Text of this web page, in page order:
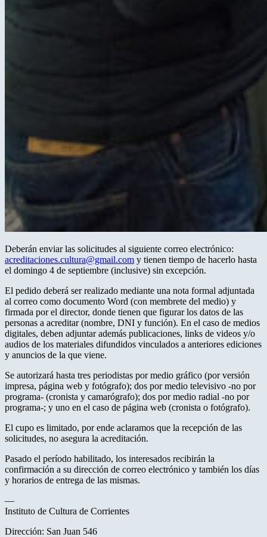
Deberán enviar las solicitudes al siguiente correo electrónico:
acreditaciones.cultura@gmail.com y tienen tiempo de hacerlo hasta
el domingo 4 de septiembre (inclusive) sin excepción.
El pedido deberá ser realizado mediante una nota formal adjuntada
al correo como documento Word (con membrete del medio) y
firmada por el director, donde tienen que figurar los datos de las
personas a acreditar (nombre, DNI y función). En el caso de medios
digitales, deben adjuntar además publicaciones, links de videos y/o
audios de los materiales difundidos vinculados a anteriores ediciones
y anuncios de la que viene.
Se autorizará hasta tres periodistas por medio gráfico (por versión
impresa, página web y fotógrafo); dos por medio televisivo -no por
programa- (cronista y camarógrafo); dos por medio radial -no por
programa-; y uno en el caso de página web (cronista o fotógrafo).
El cupo es limitado, por ende aclaramos que la recepción de las
solicitudes, no asegura la acreditación.
Pasado el período habilitado, los interesados recibirán la
confirmación a su dirección de correo electrónico y también los días
y horarios de entrega de las mismas.
—
Instituto de Cultura de Corrientes
Dirección: San Juan 546